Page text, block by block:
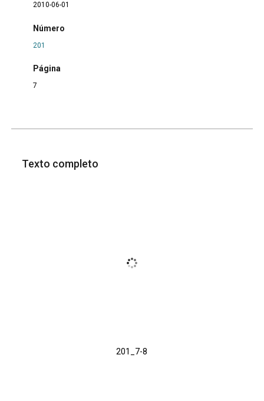
2010-06-01
Número
201
Página
7
Texto completo
201_7-8